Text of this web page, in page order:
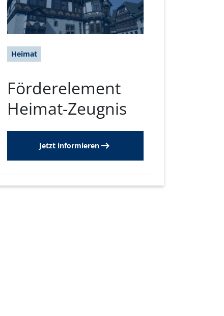
Heimat
Förderelement
Heimat-Zeugnis
Jetzt informieren